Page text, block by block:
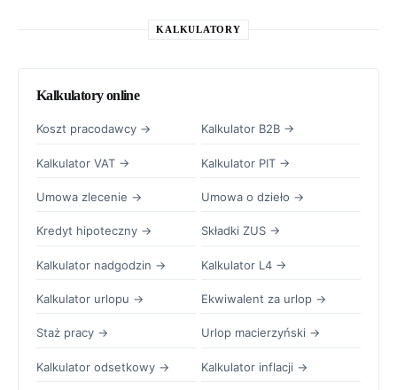
KALKULATORY
Kalkulatory online
Koszt pracodawcy → Kalkulator B2B →
Kalkulator VAT → Kalkulator PIT →
Umowa zlecenie → Umowa o dzieło →
Kredyt hipoteczny → Składki ZUS →
Kalkulator nadgodzin → Kalkulator L4 →
Kalkulator urlopu → Ekwiwalent za urlop →
Staż pracy → Urlop macierzyński →
Kalkulator odsetkowy → Kalkulator inflacji →